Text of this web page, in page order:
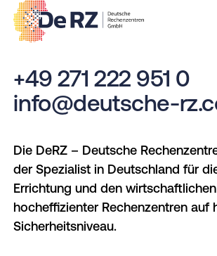
jederzeit widerrufen.
+49 271 222 951 0
info@deutsche-
Die DeRZ – Deutsche
der Spezialist in Deutschland für
Errichtung und den
hocheffizienter Rechenzentren auf
Sicherheitsniveau.